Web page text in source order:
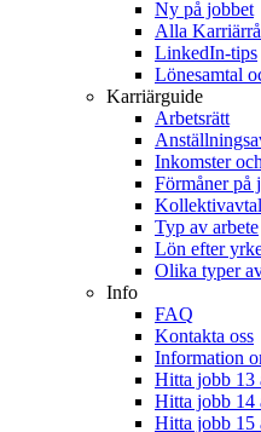
Ny på jobbet
Alla
LinkedIn-tips
Lönesamtal
Karriärguide
Arbetsrätt
Inkomster
Förmåner på
Kollektivavtal
Typ av arbete
Lön efter
Olika typer
Info
FAQ
Kontakta oss
Information
Hitta jobb 13
Hitta jobb 14
Hitta jobb 15